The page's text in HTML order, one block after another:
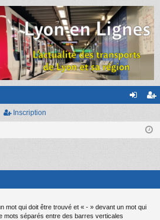
cri
Inscription
mot qui doit être trouvé et « - » devant un mot qui
mots séparés entre des barres verticales